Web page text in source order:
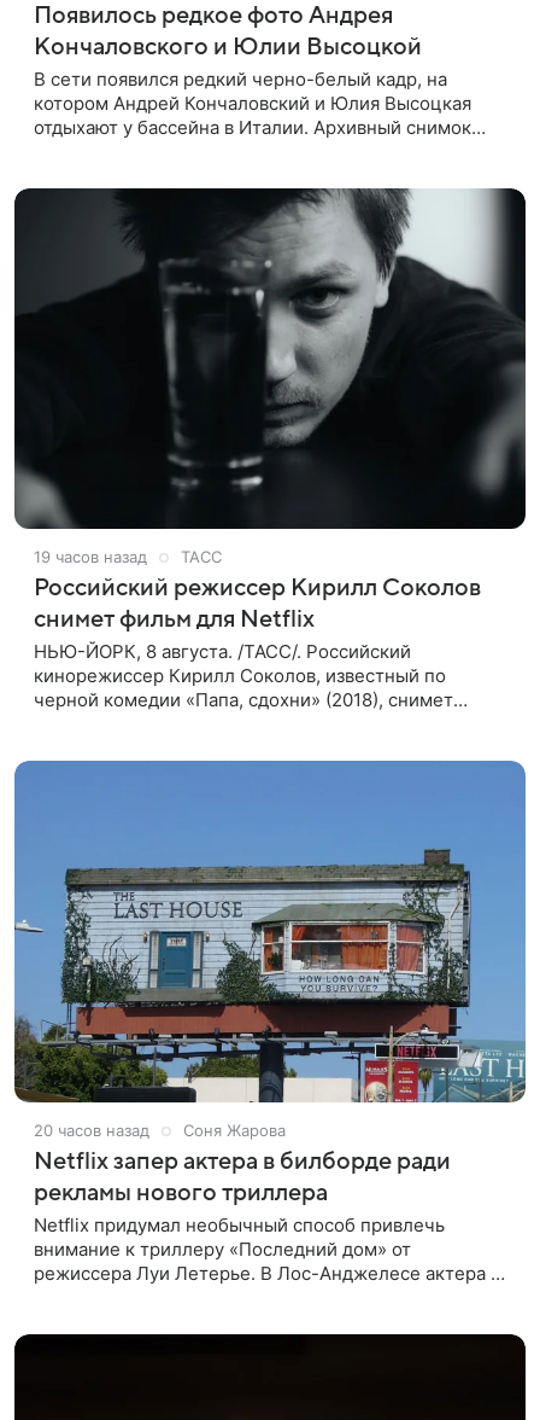
Появилось редкое фото Андрея
Кончаловского и Юлии Высоцкой
В сети появился редкий черно-белый кадр, на
котором Андрей Кончаловский и Юлия Высоцкая
отдыхают у бассейна в Италии. Архивный снимок
19 часов назад ТАСС
Российский режиссер Кирилл Соколов
снимет фильм для Netflix
НЬЮ-ЙОРК, 8 августа. /ТАСС/. Российский
кинорежиссер Кирилл Соколов, известный по
черной комедии «Папа, сдохни» (2018), снимет
20 часов назад Соня Жарова
Netflix запер актера в билборде ради
рекламы нового триллера
Netflix придумал необычный способ привлечь
внимание к триллеру «Последний дом» от
режиссера Луи Летерье. В Лос-Анджелесе актера на